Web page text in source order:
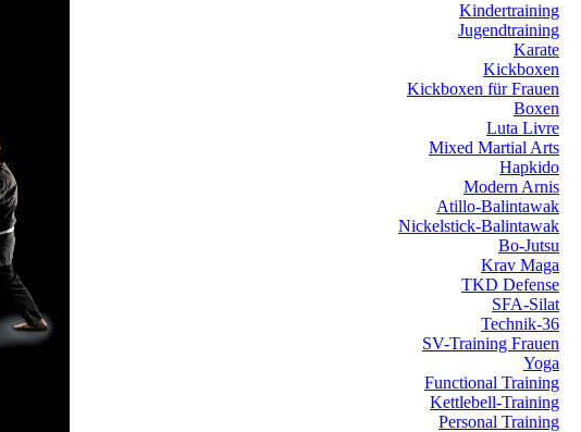
Kindertraining
Jugendtraining
Karate
Kickboxen
Kickboxen für Frauen
Boxen
Luta Livre
Mixed Martial Arts
Hapkido
Modern Arnis
Atillo-Balintawak
Nickelstick-Balintawak
Bo-Jutsu
Krav Maga
TKD Defense
SFA-Silat
Technik-36
SV-Training Frauen
Yoga
Functional Training
Kettlebell-Training
Personal Training